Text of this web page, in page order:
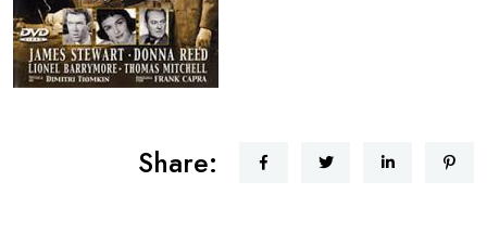
Share: